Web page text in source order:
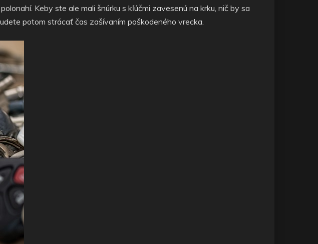
Keby ste ale mali šnúrku s kľúčmi zavesenú na krku, nič by sa
potom strácať čas zašívaním poškodeného vrecka.